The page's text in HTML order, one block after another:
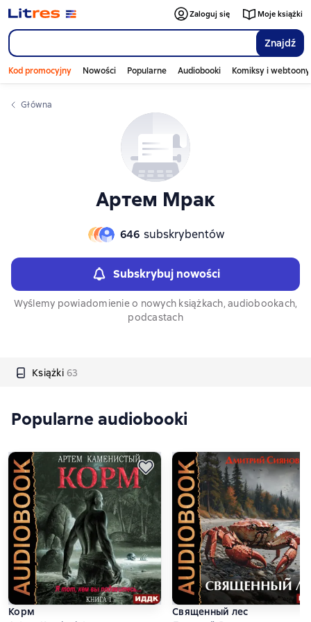
Znajdź
Zaloguj się Moje książki
Kod promocyjny Nowości Popularne Audiobooki Komiksy i webtoony
Główna
Артем Мрак
646 subskrybentów
Subskrybuj nowości
Wyślemy powiadomienie o nowych książkach, audiobookach,
podcastach
Książki 63
Слайдер с книгами
Popularne audiobooki
Корм
Священный лес